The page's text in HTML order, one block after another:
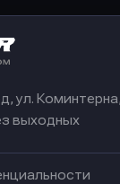
ул. Коминтерна,
выходных